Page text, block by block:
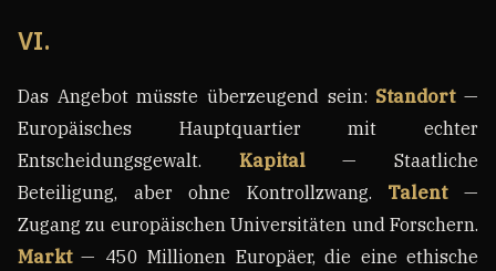
VI.
Das Angebot müsste überzeugend sein: Standort—
Europäisches Hauptquartier mit echter
Entscheidungsgewalt. Kapital— Staatliche
Beteiligung, aber ohne Kontrollzwang. Talent—
Zugang zu europäischen Universitäten und Forschern.
Markt— 450 Millionen Europäer, die eine ethische